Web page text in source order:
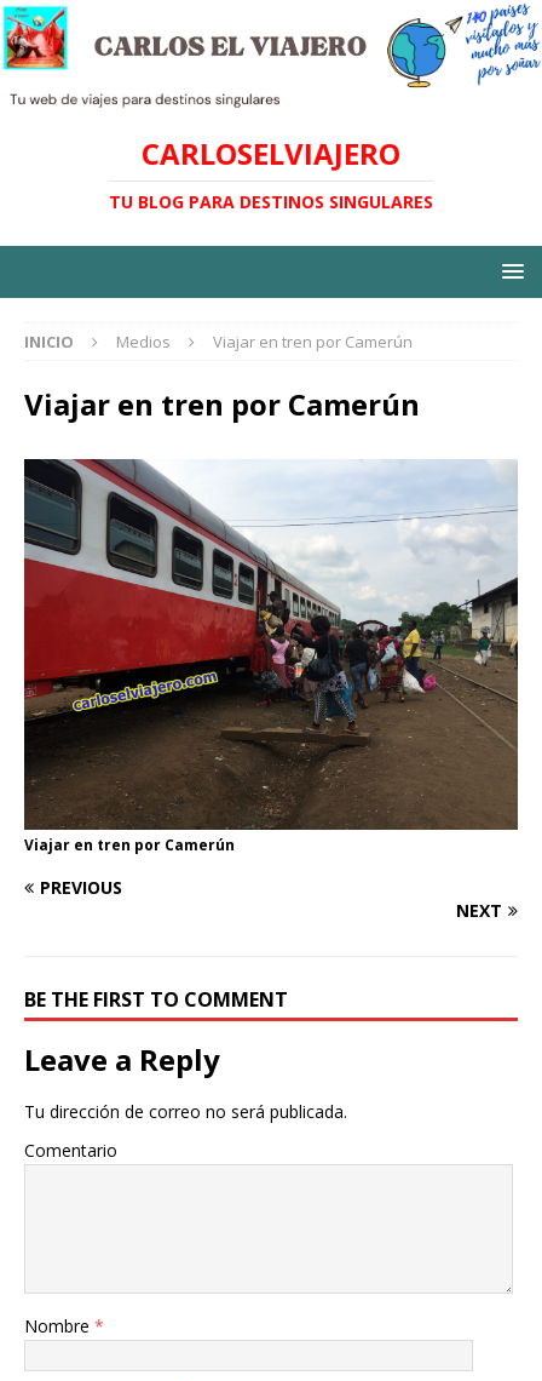
CARLOSELVIAJERO
TU BLOG PARA DESTINOS SINGULARES
INICIO Medios Viajar en tren por Camerún
Viajar en tren por Camerún
Viajar en tren por Camerún
PREVIOUS
NEXT
BE THE FIRST TO COMMENT
Leave a Reply
Tu dirección de correo no será publicada.
Comentario
Nombre *